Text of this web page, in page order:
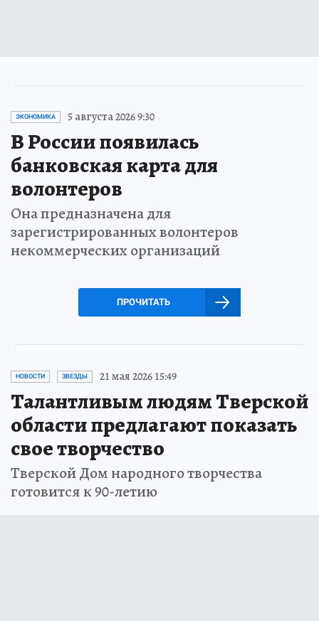
ЭКОНОМИКА 5 августа 2026 9:30
В России появилась
банковская карта для
волонтеров
Она предназначена для
зарегистрированных волонтеров
некоммерческих организаций
ПРОЧИТАТЬ
НОВОСТИ ЗВЕЗДЫ 21 мая 2026 15:49
Талантливым людям Тверской
области предлагают показать
свое творчество
Тверской Дом народного творчества
готовится к 90-летию